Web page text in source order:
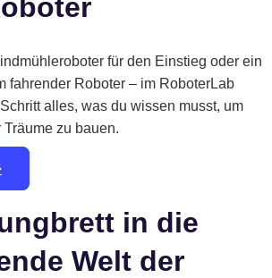
für den Einstieg oder ein
fahrender Roboter – im RoboterLab
alles, was du wissen musst, um
zu bauen.
in die
Welt der